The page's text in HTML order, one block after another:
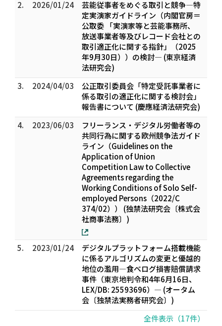
2.
2026/01/24
芸能従事者をめぐる取引と競争―特
定実演家ガイドライン（内閣官房＝
公取委 「実演家等と芸能事務所、
放送事業者等及びレコード会社との
取引適正化に関する指針」（2025
年9月30日））の検討― (東京経済
法研究会)
3.
2024/04/03
公正取引委員会「特定受託事業者に
係る取引の適正化に関する検討会」
報告書について (慶應経済法研究会)
4.
2023/06/03
フリーランス・デジタル労働者等の
共同行為に関する欧州競争法ガイド
ライン（Guidelines on the
Application of Union
Competition Law to Collective
Agreements regarding the
Working Conditions of Solo Self-
employed Persons（2022/C
374/02）） (独禁法研究会〔株式会
社商事法務〕)
5. 2023/01/24
デジタルプラットフォーム搭載機能
に係るアルゴリズムの変更と優越的
地位の濫用―食べログ損害賠償請求
事件（東京地判令和4年6月16日、
LEX/DB: 25593696）― (オータム
会〔独禁法実務者研究会〕)
全件表示（17件）